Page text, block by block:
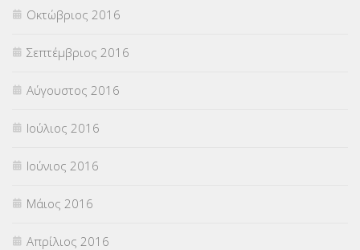
Οκτώβριος 2016
Σεπτέμβριος 2016
Αύγουστος 2016
Ιούλιος 2016
Ιούνιος 2016
Μάιος 2016
Απρίλιος 2016